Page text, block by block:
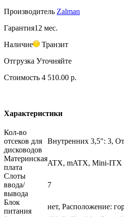
Производитель Zalman
Гарантия12 мес.
Наличие
Транзит
Отгрузка Уточняйте
Стоимость 4 510.00 р.
Характеристики
Кол-во
отсеков для
дисководов
Внутренних 3,5": 3,
Материнская
плата
ATX, mATX, Mini-ITX
Слоты
ввода/
вывода
7
Блок
питания
нет, Расположение: